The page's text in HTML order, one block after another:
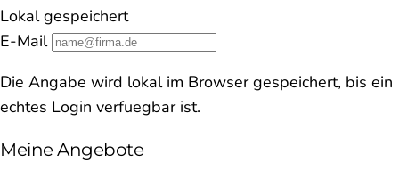
Lokal gespeichert
E-Mail
Die Angabe wird lokal im Browser gespeichert, bis ein
echtes Login verfuegbar ist.
Meine Angebote